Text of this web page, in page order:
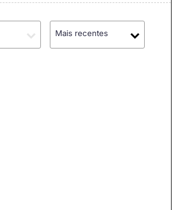
Mais recentes